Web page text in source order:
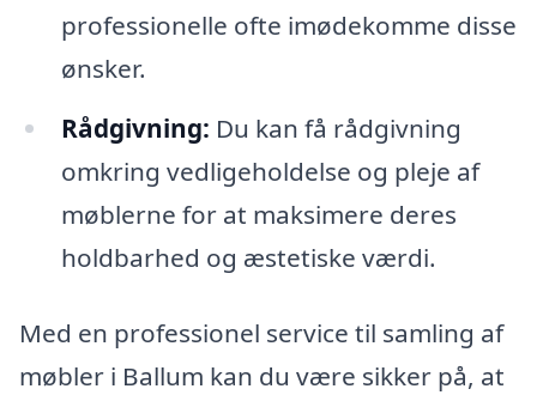
professionelle ofte imødekomme disse
ønsker.
Rådgivning: Du kan få rådgivning
omkring vedligeholdelse og pleje af
møblerne for at maksimere deres
holdbarhed og æstetiske værdi.
Med en professionel service til samling af
møbler i Ballum kan du være sikker på, at